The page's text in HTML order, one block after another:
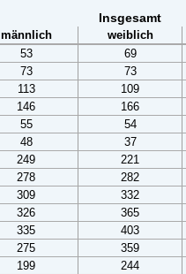
Insgesamt
männlich weiblich
53 69
73 73
113 109
146 166
55 54
48 37
249 221
278 282
309 332
326 365
335 403
275 359
199 244